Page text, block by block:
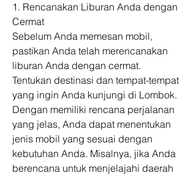
1. Rencanakan Liburan Anda dengan
Cermat
Sebelum Anda memesan mobil,
pastikan Anda telah merencanakan
liburan Anda dengan cermat.
Tentukan destinasi dan tempat-tempat
yang ingin Anda kunjungi di Lombok.
Dengan memiliki rencana perjalanan
yang jelas, Anda dapat menentukan
jenis mobil yang sesuai dengan
kebutuhan Anda. Misalnya, jika Anda
berencana untuk menjelajahi daerah